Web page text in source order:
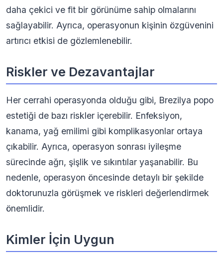
daha çekici ve fit bir görünüme sahip olmalarını
sağlayabilir. Ayrıca, operasyonun kişinin özgüvenini
artırıcı etkisi de gözlemlenebilir.
Riskler ve Dezavantajlar
Her cerrahi operasyonda olduğu gibi, Brezilya popo
estetiği de bazı riskler içerebilir. Enfeksiyon,
kanama, yağ emilimi gibi komplikasyonlar ortaya
çıkabilir. Ayrıca, operasyon sonrası iyileşme
sürecinde ağrı, şişlik ve sıkıntılar yaşanabilir. Bu
nedenle, operasyon öncesinde detaylı bir şekilde
doktorunuzla görüşmek ve riskleri değerlendirmek
önemlidir.
Kimler İçin Uygun